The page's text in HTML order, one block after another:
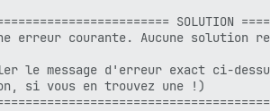
SOLUTION
erreur courante. Aucune solution
le message d'erreur exact ci-
si vous en trouvez une !)